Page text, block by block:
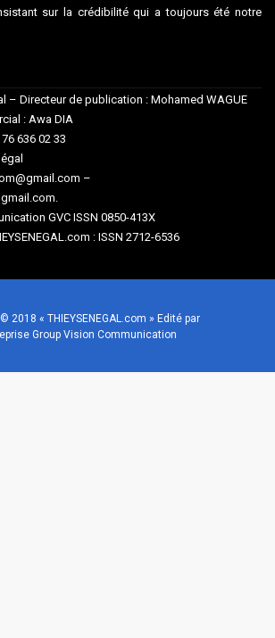
sur la crédibilité qui a toujours été notre
– Directeur de publication : Mohamed WAGUE
: Awa DIA
636 02 33
–
GVC ISSN 0850-413X
: ISSN 2712-6536
2018 « THIEYSENEGAL.com » Edité par
Group Vision Communication